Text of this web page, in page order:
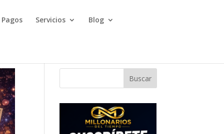
Pagos Servicios Blog
Buscar